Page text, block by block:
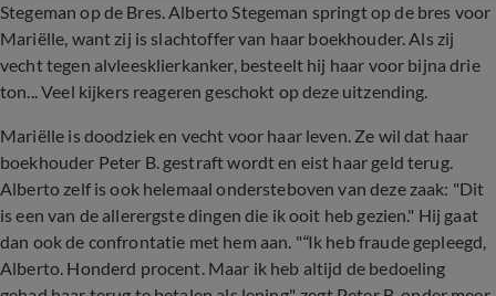
Stegeman op de Bres. Alberto Stegeman springt op de bres voor
Mariëlle, want zij is slachtoffer van haar boekhouder. Als zij
vecht tegen alvleesklierkanker, besteelt hij haar voor bijna drie
ton... Veel kijkers reageren geschokt op deze uitzending.
Mariëlle is doodziek en vecht voor haar leven. Ze wil dat haar
boekhouder Peter B. gestraft wordt en eist haar geld terug.
Alberto zelf is ook helemaal ondersteboven van deze zaak: "Dit
is een van de allerergste dingen die ik ooit heb gezien." Hij gaat
dan ook de confrontatie met hem aan. "“Ik heb fraude gepleegd,
Alberto. Honderd procent. Maar ik heb altijd de bedoeling